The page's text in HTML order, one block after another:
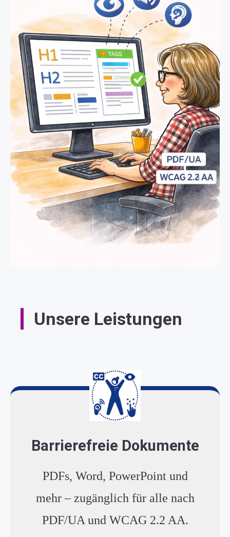
Unsere Leistungen
Barrierefreie Dokumente
PDFs, Word, PowerPoint und
mehr – zugänglich für alle nach
PDF/UA und WCAG 2.2 AA.